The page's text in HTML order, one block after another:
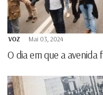
VOZ Mai 03, 2024
O dia em que a avenida